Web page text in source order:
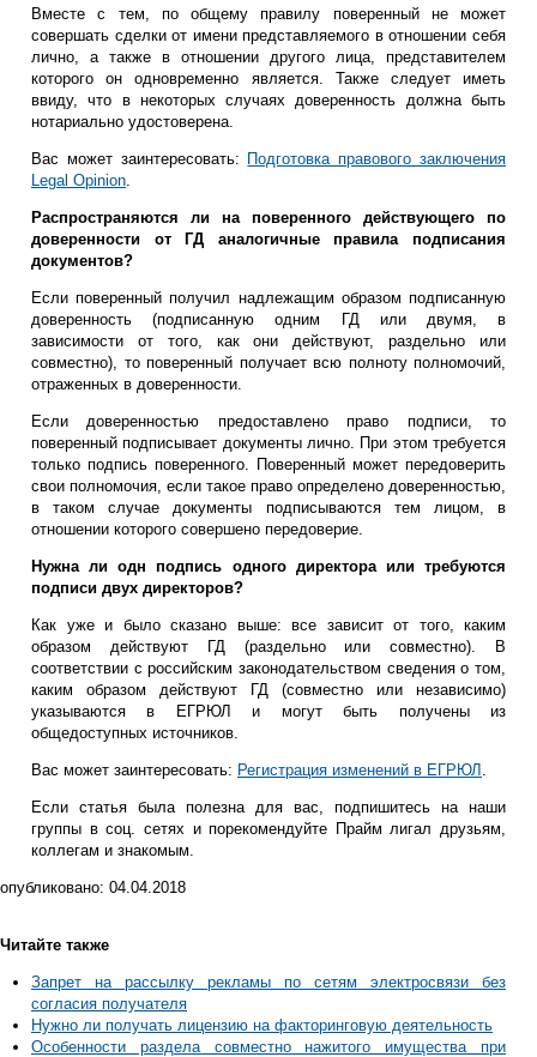
Вместе с тем, по общему правилу поверенный не может
совершать сделки от имени представляемого в отношении себя
лично, а также в отношении другого лица, представителем
которого он одновременно является. Также следует иметь
ввиду, что в некоторых случаях доверенность должна быть
нотариально удостоверена.
Вас может заинтересовать: Подготовка правового заключения
Legal Opinion
Распространяются ли на поверенного действующего по
доверенности от ГД аналогичные правила подписания
документов?
Если поверенный получил надлежащим образом подписанную
доверенность (подписанную одним ГД или двумя, в
зависимости от того, как они действуют, раздельно или
совместно), то поверенный получает всю полноту полномочий,
отраженных в доверенности.
Если доверенностью предоставлено право подписи, то
поверенный подписывает документы лично. При этом требуется
только подпись поверенного. Поверенный может передоверить
свои полномочия, если такое право определено доверенностью,
в таком случае документы подписываются тем лицом, в
отношении которого совершено передоверие.
Нужна ли одн подпись одного директора или требуются
подписи двух директоров?
Как уже и было сказано выше: все зависит от того, каким
образом действуют ГД (раздельно или совместно). В
соответствии с российским законодательством сведения о том,
каким образом действуют ГД (совместно или независимо)
указываются в ЕГРЮЛ и могут быть получены из
общедоступных источников.
Вас может заинтересовать: Регистрация изменений в ЕГРЮЛ
Если статья была полезна для вас, подпишитесь на наши
группы в соц. сетях и порекомендуйте Прайм лигал друзьям,
коллегам и знакомым.
опубликовано: 04.04.2018
Читайте также
Запрет на рассылку рекламы по сетям электросвязи без
согласия получателя
Нужно ли получать лицензию на факторинговую деятельность
Особенности раздела совместно нажитого имущества при